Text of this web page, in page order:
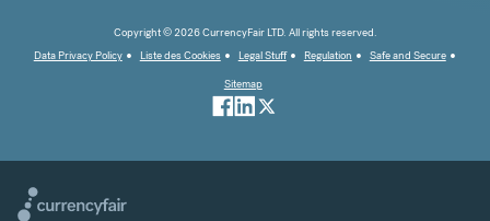
Copyright © 2026 CurrencyFair LTD. All rights reserved.
Data Privacy Policy
Liste des Cookies Legal Stuff Regulation
Safe and Secure
Sitemap